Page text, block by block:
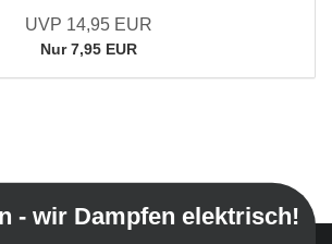
UVP 14,95 EUR
Nur 7,95 EUR
- wir Dampfen elektrisch!